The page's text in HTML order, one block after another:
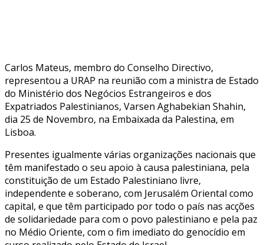
Carlos Mateus, membro do Conselho Directivo,
representou a URAP na reunião com a ministra de Estado
do Ministério dos Negócios Estrangeiros e dos
Expatriados Palestinianos, Varsen Aghabekian Shahin,
dia 25 de Novembro, na Embaixada da Palestina, em
Lisboa.
Presentes igualmente várias organizações nacionais que
têm manifestado o seu apoio à causa palestiniana, pela
constituição de um Estado Palestiniano livre,
independente e soberano, com Jerusalém Oriental como
capital, e que têm participado por todo o país nas acções
de solidariedade para com o povo palestiniano e pela paz
no Médio Oriente, com o fim imediato do genocídio em